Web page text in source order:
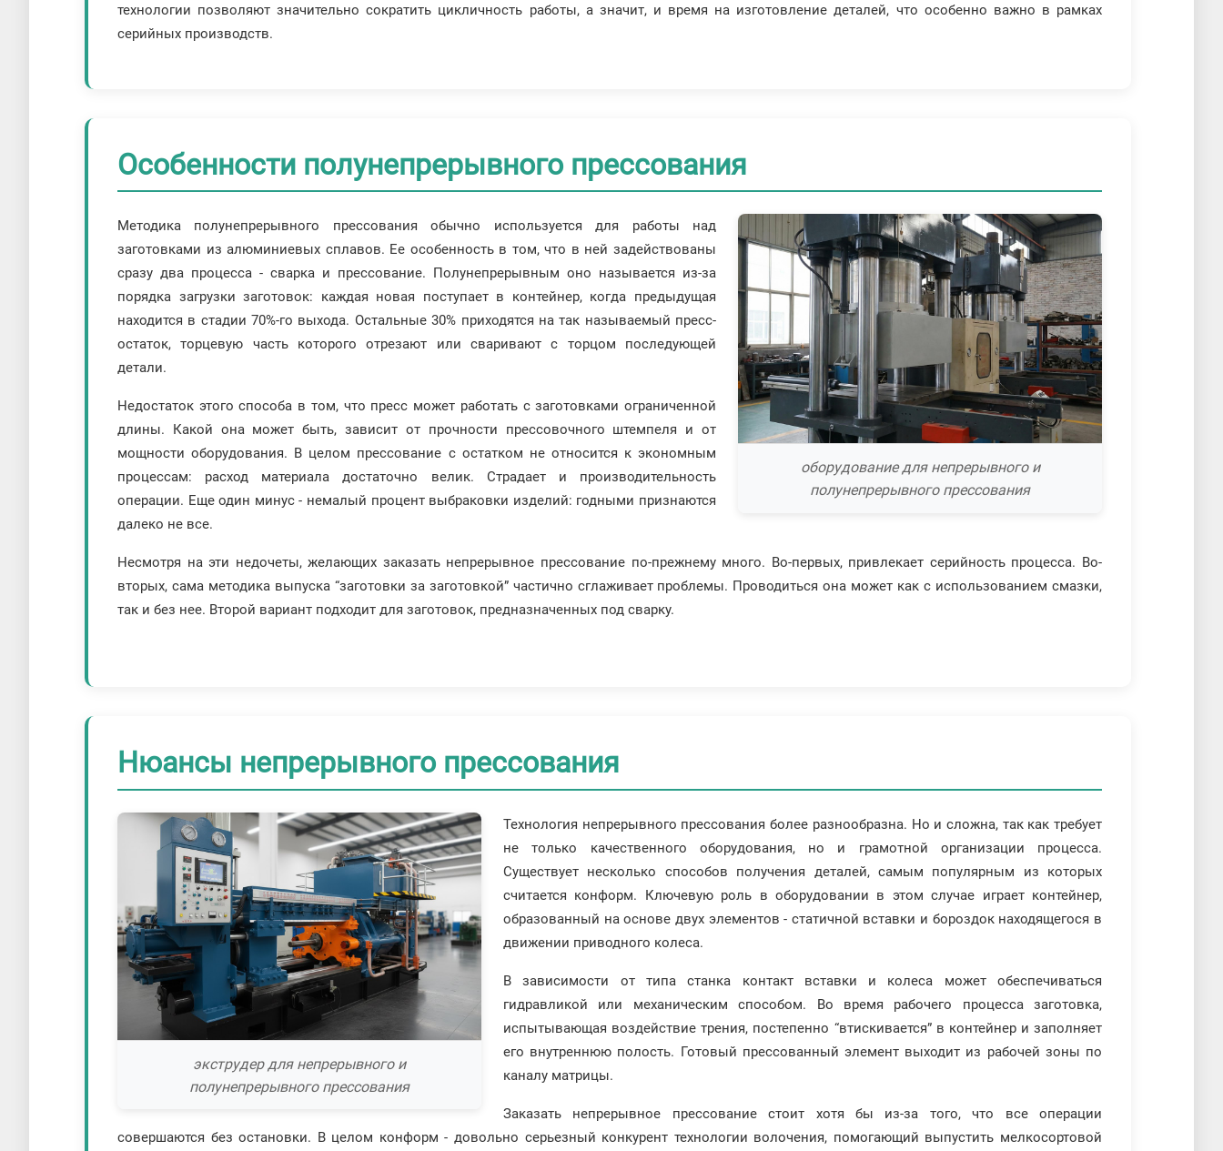
технологии позволяют значительно сократить цикличность работы, а значит, и время на изготовление деталей, что особенно важно в рамках
серийных производств.
Особенности полунепрерывного прессования
оборудование для непрерывного и
полунепрерывного прессования
Методика полунепрерывного прессования обычно используется для работы над
заготовками из алюминиевых сплавов. Ее особенность в том, что в ней задействованы
сразу два процесса - сварка и прессование. Полунепрерывным оно называется из-за
порядка загрузки заготовок: каждая новая поступает в контейнер, когда предыдущая
находится в стадии 70%-го выхода. Остальные 30% приходятся на так называемый пресс-
остаток, торцевую часть которого отрезают или сваривают с торцом последующей
детали.
Недостаток этого способа в том, что пресс может работать с заготовками ограниченной
длины. Какой она может быть, зависит от прочности прессовочного штемпеля и от
мощности оборудования. В целом прессование с остатком не относится к экономным
процессам: расход материала достаточно велик. Страдает и производительность
операции. Еще один минус - немалый процент выбраковки изделий: годными признаются
далеко не все.
Несмотря на эти недочеты, желающих заказать непрерывное прессование по-прежнему много. Во-первых, привлекает серийность процесса. Во-
вторых, сама методика выпуска “заготовки за заготовкой” частично сглаживает проблемы. Проводиться она может как с использованием смазки,
так и без нее. Второй вариант подходит для заготовок, предназначенных под сварку.
Нюансы непрерывного прессования
экструдер для непрерывного и
полунепрерывного прессования
Технология непрерывного прессования более разнообразна. Но и сложна, так как требует
не только качественного оборудования, но и грамотной организации процесса.
Существует несколько способов получения деталей, самым популярным из которых
считается конформ. Ключевую роль в оборудовании в этом случае играет контейнер,
образованный на основе двух элементов - статичной вставки и бороздок находящегося в
движении приводного колеса.
В зависимости от типа станка контакт вставки и колеса может обеспечиваться
гидравликой или механическим способом. Во время рабочего процесса заготовка,
испытывающая воздействие трения, постепенно “втискивается” в контейнер и заполняет
его внутреннюю полость. Готовый прессованный элемент выходит из рабочей зоны по
каналу матрицы.
Заказать непрерывное прессование стоит хотя бы из-за того, что все операции
совершаются без остановки. В целом конформ - довольно серьезный конкурент технологии волочения, помогающий выпустить мелкосортовой